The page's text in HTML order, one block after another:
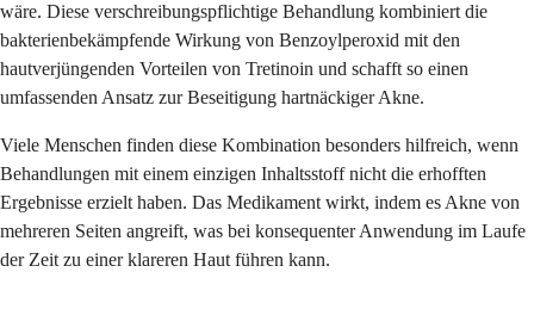
wäre. Diese verschreibungspflichtige Behandlung kombiniert die
bakterienbekämpfende Wirkung von Benzoylperoxid mit den
hautverjüngenden Vorteilen von Tretinoin und schafft so einen
umfassenden Ansatz zur Beseitigung hartnäckiger Akne.
Viele Menschen finden diese Kombination besonders hilfreich, wenn
Behandlungen mit einem einzigen Inhaltsstoff nicht die erhofften
Ergebnisse erzielt haben. Das Medikament wirkt, indem es Akne von
mehreren Seiten angreift, was bei konsequenter Anwendung im Laufe
der Zeit zu einer klareren Haut führen kann.